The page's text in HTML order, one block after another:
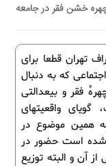
خشن فقر در جامعه
تهران قطعا برای
که به دنبال
فقر و بیعدالتی
واقعیتهای
همین موضوع در
شده است حضور در
آن و البته توزیع